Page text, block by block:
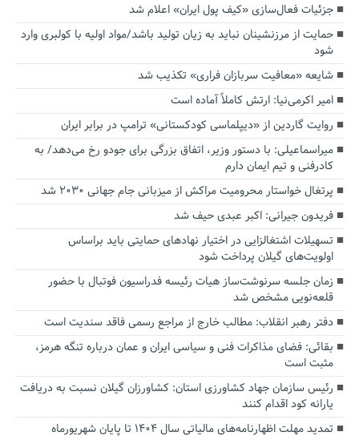
جزئیات فعال‌سازی «کیف پول ایران» اعلام شد
حمایت از مرزنشینان نباید به زیان تولید باشد/مواد اولیه با کولبری وارد
شود
شایعه «معافیت سربازان فراری» تکذیب شد
امیر اکرمی‌نیا: ارتش کاملاً آماده است
روایت گاردین از «دیپلماسی کودکستانی» ترامپ در برابر ایران
میراسماعیلی: با دستور وزیر، اتفاق بزرگی برای جودو رخ می‌دهد/ به
کادرفنی و تیم ایمان دارم
پرتغال خواستار محرومیت مراکش از میزبانی جام جهانی ۲۰۳۰ شد
فریدون جیرانی: اکبر عبدی حیف شد
تسهیلات اشتغالزایی در اختیار نهادهای حمایتی باید براساس
اولویت‌های گیلان پرداخت شود
زمان جلسه سرنوشت‌ساز هیات رئیسه فدراسیون فوتبال با حضور
قلعه‌نویی مشخص شد
دفتر رهبر انقلاب: مطالب خارج از مراجع رسمی فاقد سندیت است
بقائی: فضای مذاکرات فنی و سیاسی ایران و عمان درباره تنگه هرمز،
مثبت است
رئیس سازمان جهاد کشاورزی استان: کشاورزان گیلان نسبت به دریافت
یارانه کود اقدام کنند
تمدید مهلت اظهارنامه‌های مالیاتی سال ۱۴۰۴ تا پایان شهریورماه